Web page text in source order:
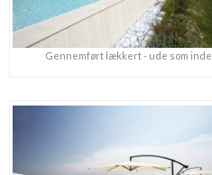
Gennemført lækkert - ude som inde